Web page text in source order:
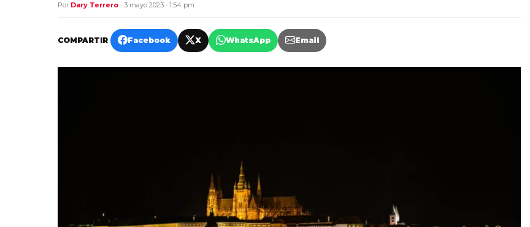
Por Dary Terrero · 3 mayo 2023 · 1:54 pm
COMPARTIR Facebook X WhatsApp Email